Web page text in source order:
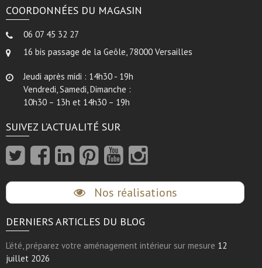
COORDONNÉES DU MAGASIN
06 07 45 32 27
16 bis passage de la Geôle, 78000 Versailles
Jeudi après midi : 14h30 - 19h
Vendredi, Samedi, Dimanche :
10h30 – 13h et 14h30 – 19h
SUIVEZ L’ACTUALITÉ SUR
Nos réalisations
DERNIERS ARTICLES DU BLOG
L’été, préparez votre aménagement intérieur sur mesure 12
juillet 2026